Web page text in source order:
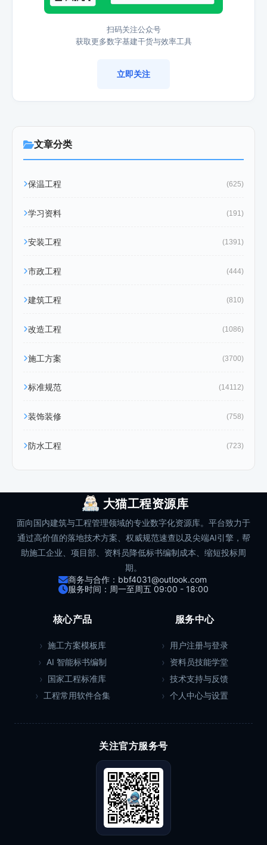
扫码关注公众号
获取更多数字基建干货与效率工具
立即关注
文章分类
保温工程 (625)
学习资料 (191)
安装工程 (1391)
市政工程 (444)
建筑工程 (810)
改造工程 (1086)
施工方案 (3700)
标准规范 (14112)
装饰装修 (758)
防水工程 (723)
大猫工程资源库
面向国内建筑与工程管理领域的专业数字化资源库。平台致力于
通过高价值的落地技术方案、权威规范速查以及尖端AI引擎，帮
助施工企业、项目部、资料员降低标书编制成本、缩短投标周
期。
商务与合作：bbf4031@outlook.com
服务时间：周一至周五 09:00 - 18:00
核心产品
施工方案模板库
AI 智能标书编制
国家工程标准库
工程常用软件合集
服务中心
用户注册与登录
资料员技能学堂
技术支持与反馈
个人中心与设置
关注官方服务号